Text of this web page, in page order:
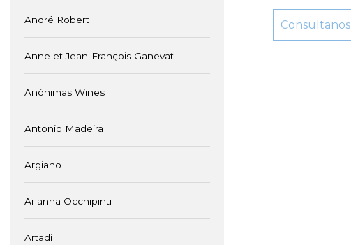
André Robert
Anne et Jean-François Ganevat
Anónimas Wines
Antonio Madeira
Argiano
Arianna Occhipinti
Artadi
Consultanos